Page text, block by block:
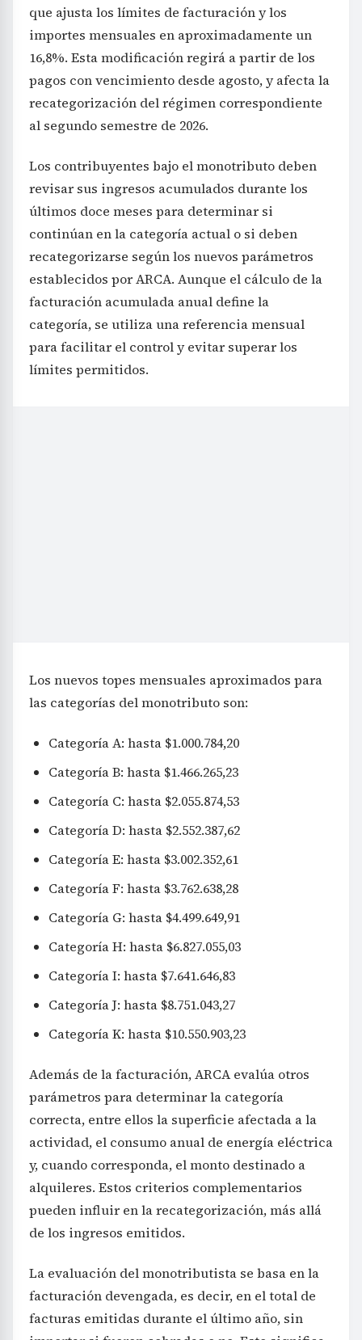
que ajusta los límites de facturación y los
importes mensuales en aproximadamente un
16,8%. Esta modificación regirá a partir de los
pagos con vencimiento desde agosto, y afecta la
recategorización del régimen correspondiente
al segundo semestre de 2026.
Los contribuyentes bajo el monotributo deben
revisar sus ingresos acumulados durante los
últimos doce meses para determinar si
continúan en la categoría actual o si deben
recategorizarse según los nuevos parámetros
establecidos por ARCA. Aunque el cálculo de la
facturación acumulada anual define la
categoría, se utiliza una referencia mensual
para facilitar el control y evitar superar los
límites permitidos.
Los nuevos topes mensuales aproximados para
las categorías del monotributo son:
Categoría A: hasta $1.000.784,20
Categoría B: hasta $1.466.265,23
Categoría C: hasta $2.055.874,53
Categoría D: hasta $2.552.387,62
Categoría E: hasta $3.002.352,61
Categoría F: hasta $3.762.638,28
Categoría G: hasta $4.499.649,91
Categoría H: hasta $6.827.055,03
Categoría I: hasta $7.641.646,83
Categoría J: hasta $8.751.043,27
Categoría K: hasta $10.550.903,23
Además de la facturación, ARCA evalúa otros
parámetros para determinar la categoría
correcta, entre ellos la superficie afectada a la
actividad, el consumo anual de energía eléctrica
y, cuando corresponda, el monto destinado a
alquileres. Estos criterios complementarios
pueden influir en la recategorización, más allá
de los ingresos emitidos.
La evaluación del monotributista se basa en la
facturación devengada, es decir, en el total de
facturas emitidas durante el último año, sin